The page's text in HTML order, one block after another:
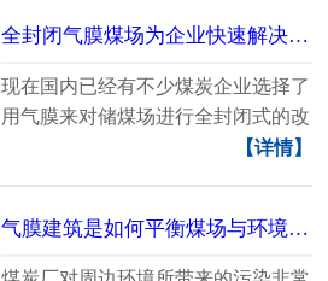
全封闭气膜煤场为企业快速解决储煤难题
现在国内已经有不少煤炭企业选择了
用气膜来对储煤场进行全封闭式的改
【详情】
气膜建筑是如何平衡煤场与环境关系的？